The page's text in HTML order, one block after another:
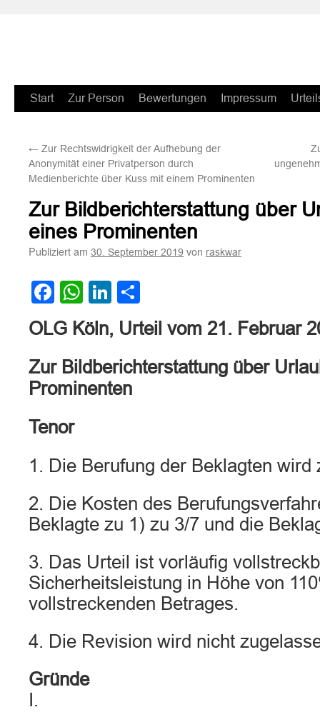
Zum
springen
Start Zur Person Bewertungen Impressum
← Zur Rechtswidrigkeit der Aufhebung der
Anonymität einer Privatperson durch
Medienberichte über Kuss mit einem Prominenten
Zur Bildberichterstattung über
eines Prominenten
Publiziert am 30. September 2019 von raskwar
Facebook
WhatsApp
LinkedIn
OLG Köln, Urteil vom 21. Februar
Zur Bildberichterstattung über
Prominenten
Tenor
1. Die Berufung der Beklagten wird
2. Die Kosten des
Beklagte zu 1) zu 3/7 und die
3. Das Urteil ist vorläufig
Sicherheitsleistung in Höhe von
vollstreckenden Betrages.
4. Die Revision wird nicht
Gründe
I.